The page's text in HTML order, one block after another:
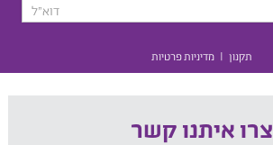
תקנון | מדיניות פרטיות
צרו איתנו קשר